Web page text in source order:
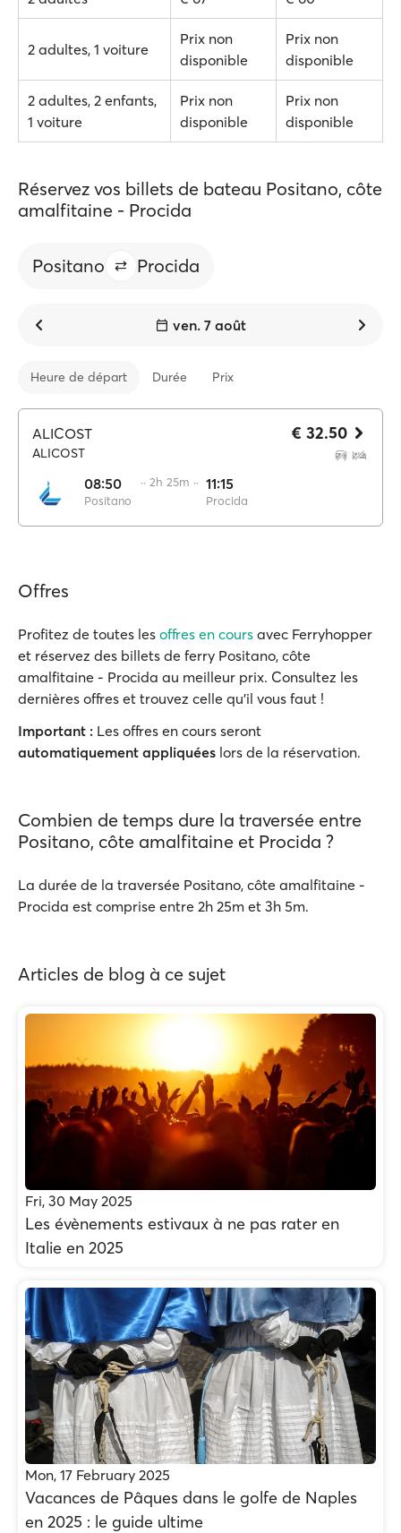
2 adultes, 1 voiture
Prix non
disponible
Prix non
disponible
2 adultes, 2 enfants,
1 voiture
Prix non
disponible
Prix non
disponible
Réservez vos billets de bateau Positano, côte
amalfitaine - Procida
Positano Procida
ven. 7 août
Heure de départ Durée Prix
ALICOST
ALICOST
08:50
Positano
·· 2h 25m ·· 11:15
Procida
€ 32.50
Offres
Profitez de toutes les offres en cours avec Ferryhopper
et réservez des billets de ferry Positano, côte
amalfitaine - Procida au meilleur prix. Consultez les
dernières offres et trouvez celle qu'il vous faut !
Important : Les offres en cours seront
automatiquement appliquées lors de la réservation.
Combien de temps dure la traversée entre
Positano, côte amalfitaine et Procida ?
La durée de la traversée Positano, côte amalfitaine -
Procida est comprise entre 2h 25m et 3h 5m.
Articles de blog à ce sujet
Fri, 30 May 2025
Les évènements estivaux à ne pas rater en
Italie en 2025
Mon, 17 February 2025
Vacances de Pâques dans le golfe de Naples
en 2025 : le guide ultime